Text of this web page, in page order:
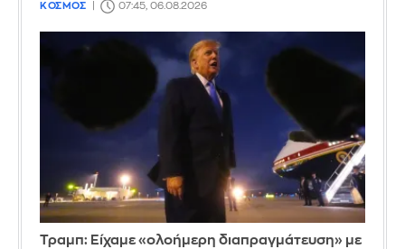
ΚΟΣΜΟΣ 07:45, 06.08.2026
Τραμπ: Είχαμε «ολοήμερη διαπραγμάτευση» με